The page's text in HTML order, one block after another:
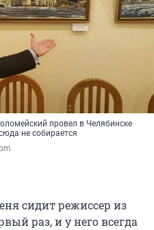
провел в Челябинске
не собирается
сидит режиссер из
раз, и у него всегда